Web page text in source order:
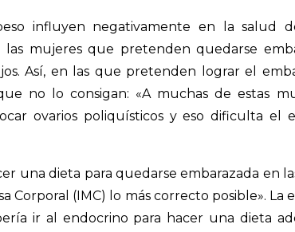
influyen negativamente en la salud
mujeres que pretenden quedarse
Así, en las que pretenden lograr el
no lo consigan: «A muchas de estas
ovarios poliquísticos y eso dificulta el
una dieta para quedarse embarazada en
Corporal (IMC) lo más correcto posible».
ir al endocrino para hacer una dieta